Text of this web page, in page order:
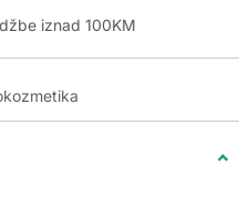
iznad 100KM